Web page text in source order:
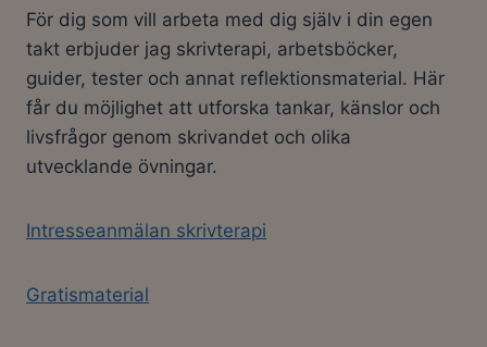
För dig som vill arbeta med dig själv i din egen
takt erbjuder jag skrivterapi, arbetsböcker,
guider, tester och annat reflektionsmaterial. Här
får du möjlighet att utforska tankar, känslor och
livsfrågor genom skrivandet och olika
utvecklande övningar.
Intresseanmälan skrivterapi
Gratismaterial